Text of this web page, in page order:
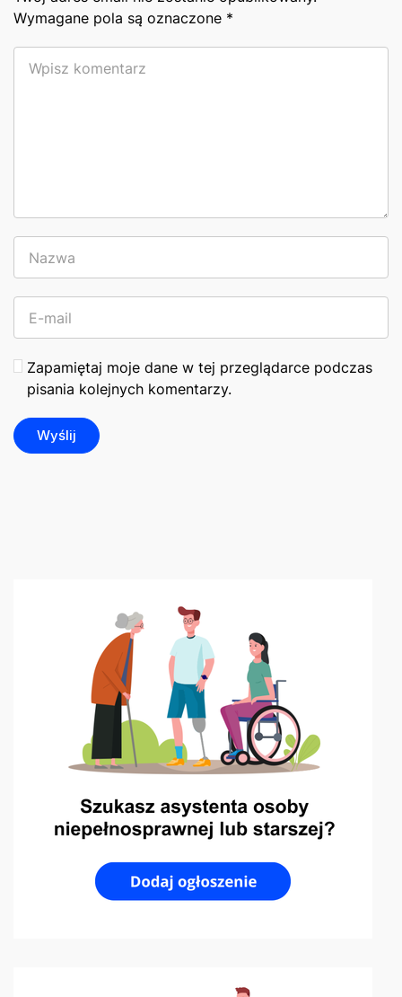
Wymagane pola są oznaczone *
Zapamiętaj moje dane w tej przeglądarce podczas
pisania kolejnych komentarzy.